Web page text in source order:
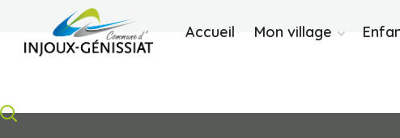
Accueil Mon village